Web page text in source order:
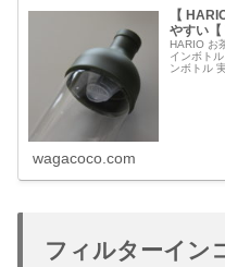
【
やすい【
HARIO お
インボト
ンボトル
wagacoco.com
フィルターイン